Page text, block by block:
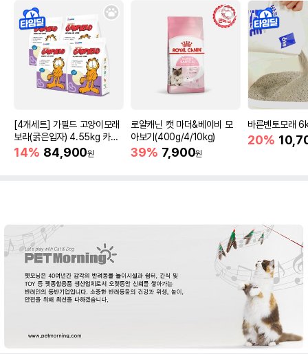
[4개세트] 가필드 고양이모래
보라(굵은입자) 4.55kg 카사
바모래
14% 84,900원
로얄캐닌 캣 마더&베이비 모
아보기(400g/4/10kg)
39% 7,900원
바른벤토모래
20%